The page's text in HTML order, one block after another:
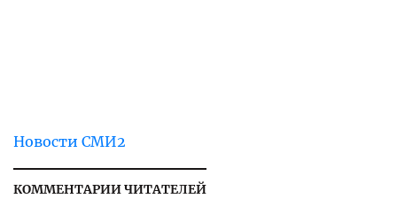
Новости СМИ2
КОММЕНТАРИИ ЧИТАТЕЛЕЙ